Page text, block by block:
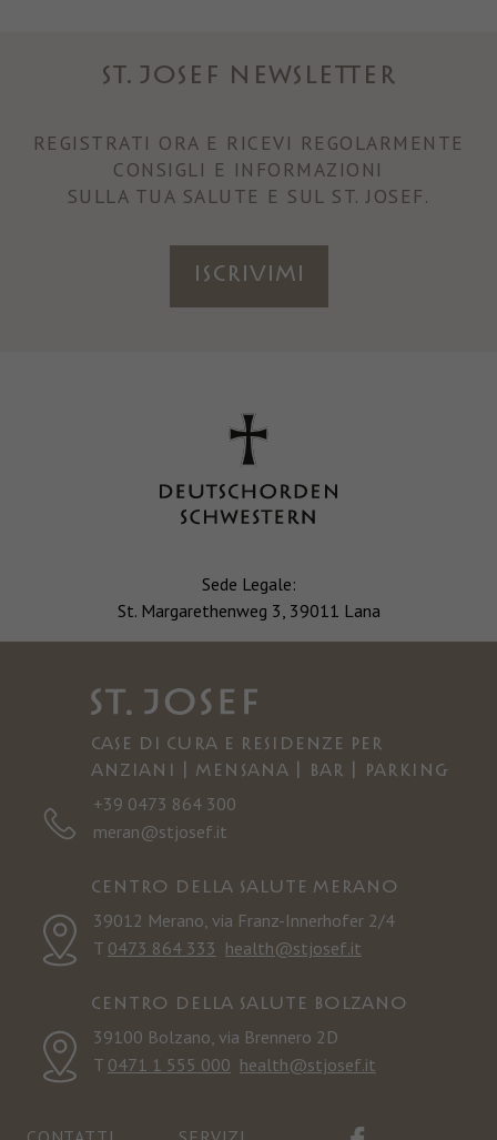
ST. JOSEF NEWSLETTER
REGISTRATI ORA E RICEVI REGOLARMENTE
CONSIGLI E INFORMAZIONI
SULLA TUA SALUTE E SUL ST. JOSEF.
ISCRIVIMI
Sede Legale:
St. Margarethenweg 3, 39011 Lana
Case di cura e residenze per
anziani | Mensana | Bar | Parking
+39 0473 864 300
meran@stjosef.it
Centro della salute Merano
39012 Merano, via Franz-Innerhofer 2/4
T 0473 864 333 health@stjosef.it
Centro della salute Bolzano
39100 Bolzano, via Brennero 2D
T 0471 1 555 000 health@stjosef.it